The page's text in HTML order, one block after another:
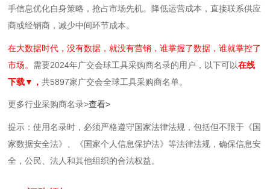
手信息优化自身策略，抢占市场先机‌。‌降低运营成本‌，直接联系供应
商或经销商，减少中间环节成本。
在大数据时代，没有数据，就没有营销，谁掌握了数据，谁就掌控了
市场。 需要2024年广交会球工具采购商名录的用户，以下可以在线
下载▼，共5897家广交会全球工具采购商名单。
更多行业采购商名录>查看>
提示：使用名录时，必须严格遵守国家法律法规，包括但不限于《国
家数据安全法》、《国家个人信息保护法》等‌法律法规，确保信息安
全，公民、法人和其他组织的合法权益。